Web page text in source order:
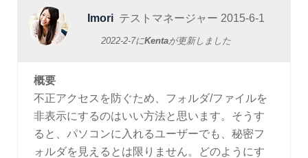
Imori テストマネージャー 2015-6-1
2022-2-7にKentaが更新しました
概要
不正アクセスを防ぐため、フォルダ/ファイルを
非表示にするのはいい方法と思います。そうす
ると、パソコンに入れるユーザーでも、秘密フ
ォルダを見えるとは限りません。どのようにす